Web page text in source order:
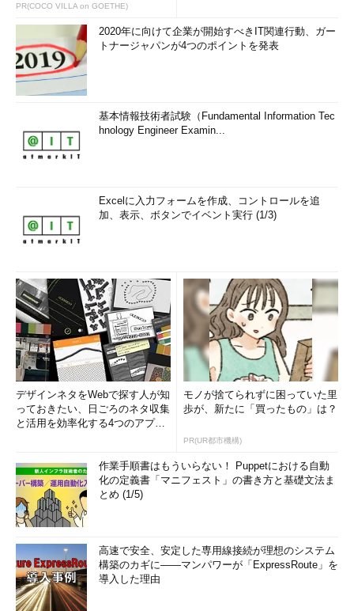
PR(COCO VILLA on GOETHE)
2020年に向けて企業が開始すべきIT関連行動、ガー
トナージャパンが4つのポイントを発表
基本情報技術者試験（Fundamental Information Tec
hnology Engineer Examin...
Excelに入力フォームを作成、コントロールを追
加、表示、ボタンでイベント実行 (1/3)
デザインネタをWebで探す人が知
っておきたい、日ごろのネタ収集
と活用を効率化する4つのアプリ
モノが捨てられずに困っていた里
歩が、新たに「買ったもの」は？
PR(UR都市機構)
作業手順書はもういらない！ Puppetにおける自動
化の定義書「マニフェスト」の書き方と基礎文法ま
とめ (1/5)
高速で安全、安定した専用線接続が理想のシステム
構築のカギに――マンパワーが「ExpressRoute」を
導入した理由